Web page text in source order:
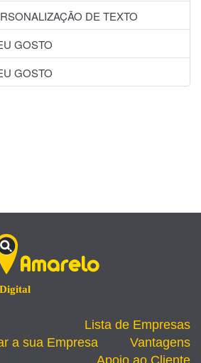
DE TEXTO
GOSTO
GOSTO
Lista de Empresas
a sua Empresa
Vantagens
Apoio ao Cliente